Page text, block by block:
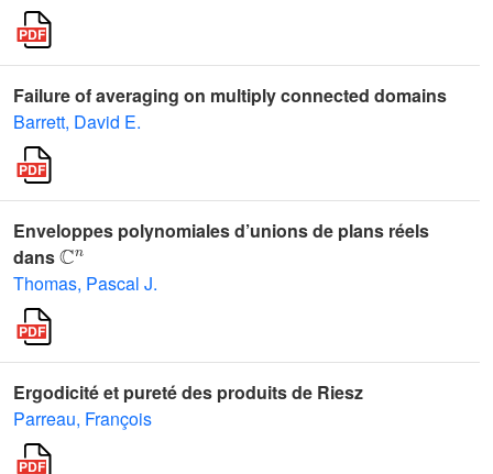
Failure of averaging on multiply connected domains
Barrett, David E.
Enveloppes polynomiales d’unions de plans réels
dans
ℂn
Thomas, Pascal J.
Ergodicité et pureté des produits de Riesz
Parreau, François